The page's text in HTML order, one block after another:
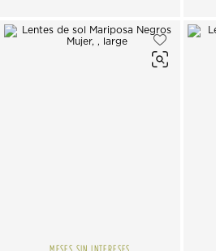
MESES SIN INTERESES